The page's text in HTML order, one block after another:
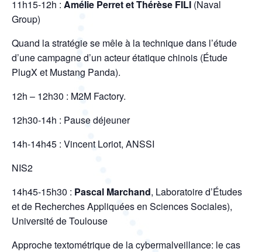
11h15-12h : Amélie Perret et Thérèse FILI (Naval
Group)
Quand la stratégie se mêle à la technique dans l’étude
d’une campagne d’un acteur étatique chinois (Étude
PlugX et Mustang Panda).
12h – 12h30 : M2M Factory.
12h30-14h : Pause déjeuner
14h-14h45 : Vincent Loriot, ANSSI
NIS2
14h45-15h30 : Pascal Marchand, Laboratoire d’Études
et de Recherches Appliquées en Sciences Sociales),
Université de Toulouse
Approche textométrique de la cybermalveillance: le cas